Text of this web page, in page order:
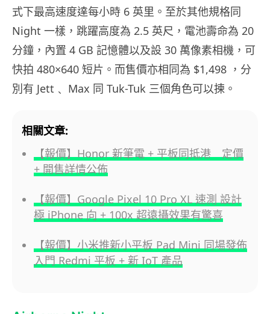
式下最高速度達每小時 6 英里。至於其他規格同
Night 一樣，跳躍高度為 2.5 英尺，電池壽命為 20
分鐘，內置 4 GB 記憶體以及設 30 萬像素相機，可
快拍 480×640 短片。而售價亦相同為 $1,498 ，分
別有 Jett﹑ Max 同 Tuk-Tuk 三個角色可以揀。
相關文章:
【報價】Honor 新筆電 + 平板同抵港 定價
+ 開售詳情公佈
【報價】Google Pixel 10 Pro XL 速測 設計
極 iPhone 向 + 100x 超遠攝效果有驚喜
【報價】小米推新小平板 Pad Mini 同場發佈
入門 Redmi 平板 + 新 IoT 產品